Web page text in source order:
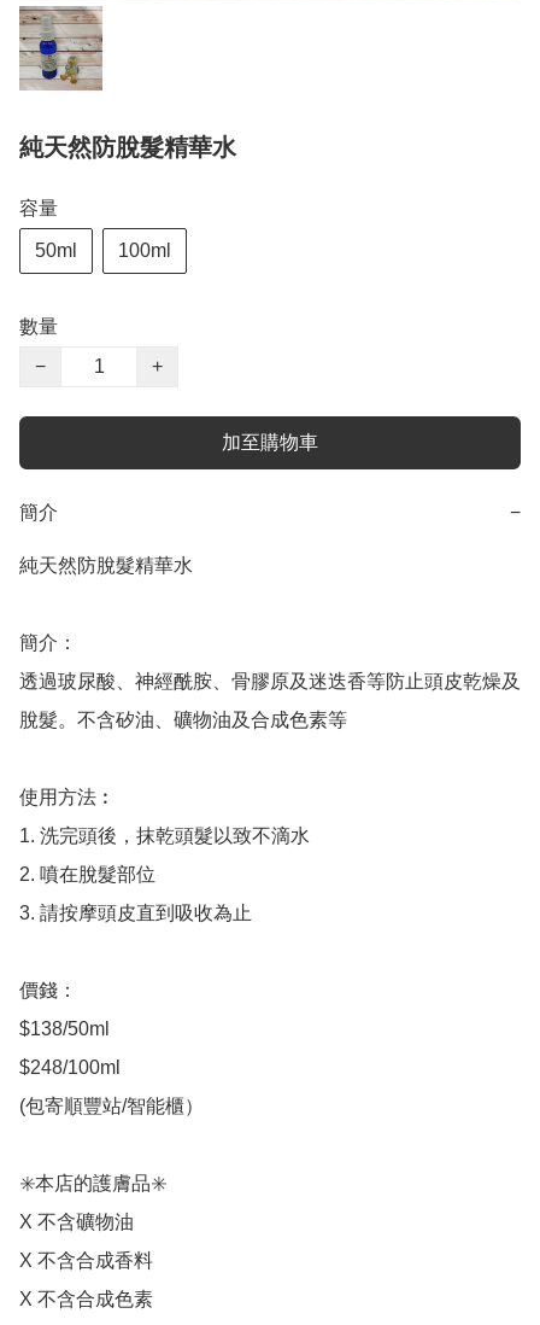
純天然防脫髮精華水
容量
50ml 100ml
數量
−
+
加至購物車
簡介 −
純天然防脫髮精華水
簡介：
透過玻尿酸、神經酰胺、骨膠原及迷迭香等防止頭皮乾燥及
脫髮。不含矽油、礦物油及合成色素等
使用方法︰
1. 洗完頭後，抹乾頭髮以致不滴水
2. 噴在脫髮部位
3. 請按摩頭皮直到吸收為止
價錢：
$138/50ml
$248/100ml
(包寄順豐站/智能櫃）
✳️本店的護膚品✳️
X 不含礦物油
X 不含合成香料
X 不含合成色素